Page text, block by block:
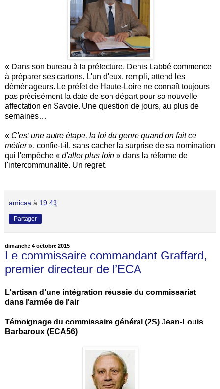
« Dans son bureau à la préfecture, Denis Labbé commence
à préparer ses cartons. L'un d'eux, rempli, attend les
déménageurs. Le préfet de Haute-Loire ne connaît toujours
pas précisément la date de son départ pour sa nouvelle
affectation en Savoie. Une question de jours, au plus de
semaines…
« C'est une autre étape, la loi du genre quand on fait ce
métier», confie-t-il, sans cacher la surprise de sa nomination
qui l'empêche « d'aller plus loin » dans la réforme de
l'intercommunalité. Un regret.
amicaa à 19:43
Partager
dimanche 4 octobre 2015
Le commissaire commandant Graffard,
premier directeur de l’ECA
L'artisan d’une intégration réussie du commissariat
dans l’armée de l'air
Témoignage du commissaire général (2S) Jean-Louis
Barbaroux (ECA56)